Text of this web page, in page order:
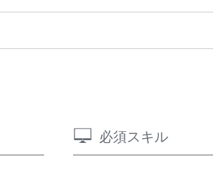
必須スキル